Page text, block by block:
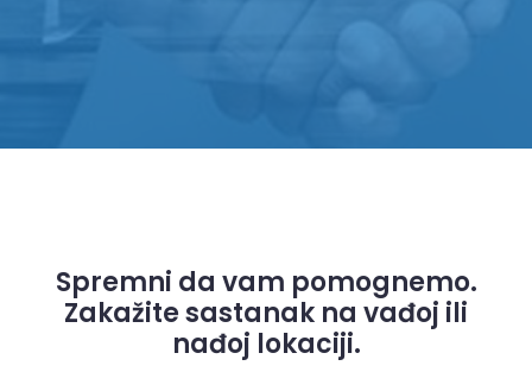
Spremni da vam pomognemo.
Zakažite sastanak na vađoj ili
nađoj lokaciji.